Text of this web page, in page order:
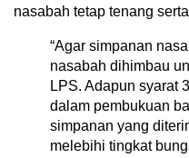
nasabah tetap tenang
“Agar simpanan
nasabah dihimbau
LPS. Adapun syarat
dalam pembukuan
simpanan yang
melebihi tingkat